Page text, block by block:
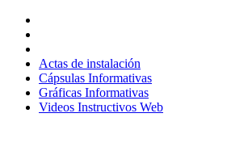
contenido
Actas de instalación
Cápsulas Informativas
Gráficas Informativas
Videos Instructivos Web